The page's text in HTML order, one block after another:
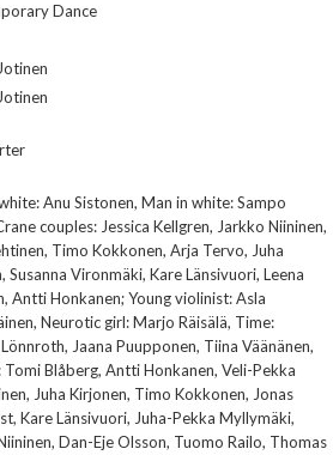
Dance
Anu Sistonen, Man in white: Sampo
couples: Jessica Kellgren, Jarkko Niininen,
Timo Kokkonen, Arja Tervo, Juha
Susanna Vironmäki, Kare Länsivuori, Leena
Antti Honkanen; Young violinist: Asla
Neurotic girl: Marjo Räisälä, Time:
Jaana Puupponen, Tiina Väänänen,
Tomi Blåberg, Antti Honkanen, Veli-Pekka
Juha Kirjonen, Timo Kokkonen, Jonas
Kare Länsivuori, Juha-Pekka Myllymäki,
Dan-Eje Olsson, Tuomo Railo, Thomas